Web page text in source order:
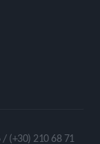
/ (+30) 210 68 71